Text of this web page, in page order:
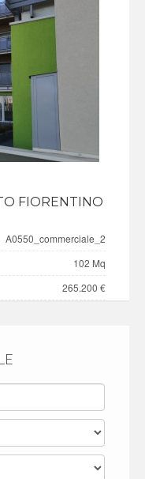
FIORENTINO
A0550_commerciale_2
102 Mq
265.200 €